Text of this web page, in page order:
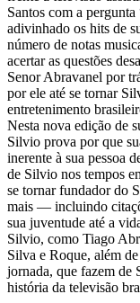
Santos com a
adivinhado os hits de
número de notas
acertar as questões
Senor Abravanel por
por ele até se tornar
entretenimento
Nesta nova edição de
Silvio prova por que
inerente à sua pessoa
de Silvio nos tempos
se tornar fundador do
mais — incluindo
sua juventude até a
Silvio, como Tiago
Silva e Roque, além
jornada, que fazem de
história da televisão